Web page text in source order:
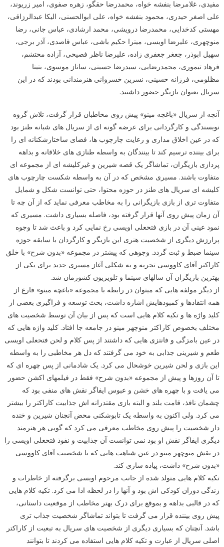
مفیدی، غلامرضا بنفشه خواه، محمدرضا حقگو، زهره صفوی، امیر زریوند،
علی اصغر حیدری، محمود بنفشه خواه، علی ابوالحسنی، الیکا عبدالرزاقی،
مهستی کدخدایی، محمدرضا درویشی، محمد ارشادی، عباس جانی، رضا
منوچهری، علیرضا اویسی، میترا حکیم باشی، عباس قاصدی، آذر برجی،
سهیل ابوذر، جعغر جعفری زاده، علیرضا ناظر فصیحی، آزاده محتشم،
فرهاد تیموری، محمدرضایی، سیدرضا حسینی، ساناز موسوی، بتینا
مظلومی، فرزانه حسینی، نسرین خسروانی هنرمندانی بودند که در این
سریال بعنوان بازیگر حضور داشتند.
آنچه از سریال «باغچه مینو» پیش روی مخاطبان قرار گرفت، تلاش گروه
نویسندگی و کارگردانی برای عرضه گونه ای از سریال های شبانه طنز بود
که در عین اخلاق مداری و رعایت چارچوب ها، فضای ساختارشکنانه ای را
برای بیننده ترسیم کند تا بینندگان به واسطه طنازی های خلاقانه و بداهه
پردازی بازیگران، تماشاگر یک قصه شیرین و غیرکلیشه ای از مجموعه ای
متفاوت باشند. مسیری مشخص که در آن به واسطه شکست چارچوب های
کلیشه ای سریال های طنز در حوزه محتوا، حتی توانست شکل و شمایل
متفاوت تری از بازی بازیگرانی را به مخاطب معرفی نماید که از آن چه تا
آن زمان پیش روی آنها قرار گرفته بود، فاصله بسیاری داشت. مسیری که
نمود عینی آن در بازی فتحعلی اویسی رخ نمایی کرد و باعث شد تا وجوه
پرارزش دیگری از شخصیت هنری این بازیگر و کارگردان با سابقه حوزه
سینما ضبط و ثبت گردد. وجوهی که پیشتر در مجموعه «بدون شرح» با خلق
کاراکتر آقای کاووسی تجربه و به شکلی آغاز مسیری جدید برای یکی از
بهترین بازیگران آن سالهای سینما و تلویزیون کشورمان شد.
از دیگر مولفه هایی که میتوان در رابطه با مجموعه «باغچه مینو» فارغ از
همه انتقادها و کمبودهایش اشاره داشت، بحث توسعه و فراگیری بعضی از
کلید واژه ها و تکیه کلام هایی است که پس از بیان آن توسط شخصیت های
مختلف بخصوص کاراکتر منوچهر مینو در جامعه جا افتاد. کلید واژه هایی که
در عین بامزگی و فانتزی هایی که داشتند از پس کلام و لحن فتحعلی اویسی
طعم و شیرینی جذابی به خود می گرفتند که دل هر مخاطبی را به واسطه
این بازی و لحن شیرین خوشحال می کرد. یک شادمانی از پس چهره ای که
تا آن روزها و پیش از مجموعه «بدون شرح» فقط در فیلمهای اکشن حضور
می یافت و با چهره های خشن و عبوس ایفاگر نقش های منفی بود که
چشمان نافذ، قامت بلند و البته بازی مقتدرانه اش جذابیت کاراکتر را بیشتر
می کرد. ولی اکنون به واسطه یک تابوشکنی محض آنچنان شیرین و خنده
دار شخصیت را پیش روی مخاطب معرفی می کرد که گویی هر هنرمند
دیگری ایفاگر نقش او بود نمی توانست آن جذابیت و نفوذ فتحعلی اویسی را
در نقش منوچهر مینو در عین شباهت هایی که با شخصیت آقای کاووسی
«بدون شرح» داشت، پیاده سازی کند.
تکیه کلام هایی متولد شده از جانب مرحوم اویسی برگرفته از خاطرات و
زندگی دوران کودکی اش بود و آنها را در لحظه ادا می کرد. تکیه کلام هایی
که در قالبی بداهه و بموقع برای درک بهتر مخاطب از موقعیت داستانی،
پیش روی بیننده قرار می گرفت تا بتواند تماشاگر شخصیت جذاب تری
باشد. آنچنان که بسیاری دیگری از شخصیت های سریال به تبعیت از کاراکتر
اصلی سریال از عبارت و تکیه کلام هایی استفاده می کردند تا بتوانند